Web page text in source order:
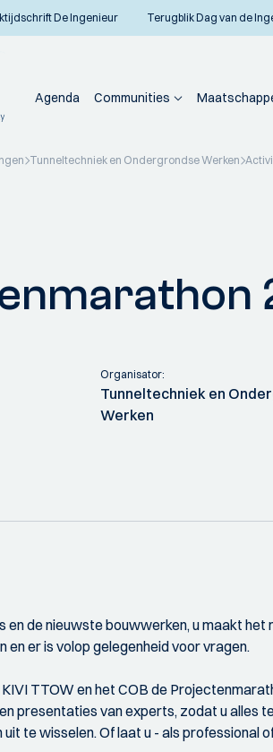
De Ingenieur Terugblik Dag van de
Agenda Communities
Tunneltechniek en Ondergrondse Werken
Organisator:
Tunneltechniek en
Werken
en de nieuwste bouwwerken, u maakt
en er is volop gelegenheid voor vragen.
TTOW en het COB de
presentaties van experts, zodat u alles
te wisselen. Of laat u - als professional